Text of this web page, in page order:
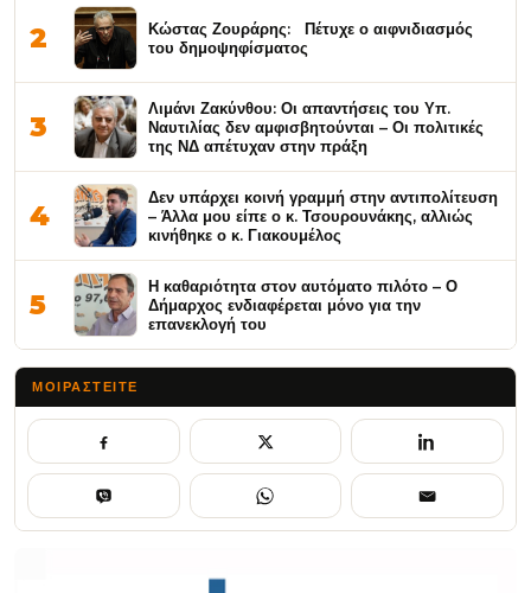
2
Κώστας Ζουράρης: Πέτυχε ο αιφνιδιασμός
του δημοψηφίσματος
3
Λιμάνι Ζακύνθου: Οι απαντήσεις του Υπ.
Ναυτιλίας δεν αμφισβητούνται – Οι πολιτικές
της ΝΔ απέτυχαν στην πράξη
4
Δεν υπάρχει κοινή γραμμή στην αντιπολίτευση
– Άλλα μου είπε ο κ. Τσουρουνάκης, αλλιώς
κινήθηκε ο κ. Γιακουμέλος
5
Η καθαριότητα στον αυτόματο πιλότο – Ο
Δήμαρχος ενδιαφέρεται μόνο για την
επανεκλογή του
ΜΟΙΡΑΣΤΕΊΤΕ